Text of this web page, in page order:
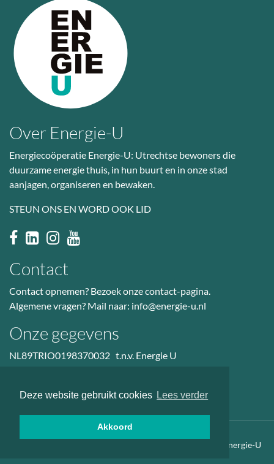
Deze website gebruikt cookies Lees verder
Akkoord
Over Energie-U
Energiecoöperatie Energie-U: Utrechtse bewoners die
duurzame energie thuis, in hun buurt en in onze stad
aanjagen, organiseren en bewaken.
STEUN ONS EN WORD OOK LID
Contact
Contact opnemen? Bezoekonze contact-pagina
Algemene vragen? Mail naar: info@energie-u.nl
Onze gegevens
NL89TRIO0198370032 t.n.v. Energie U
© 2026 Energie-U
Auteursrechten Privacyverklaring Sitemap